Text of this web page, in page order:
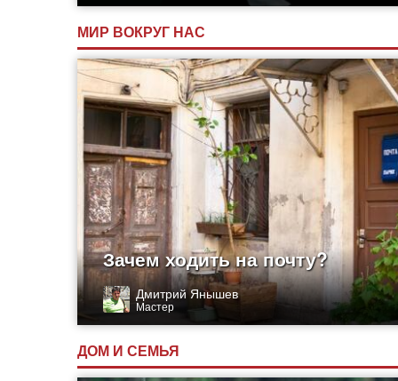
МИР ВОКРУГ НАС
Зачем ходить на почту?
Дмитрий Янышев
Мастер
ДОМ И СЕМЬЯ